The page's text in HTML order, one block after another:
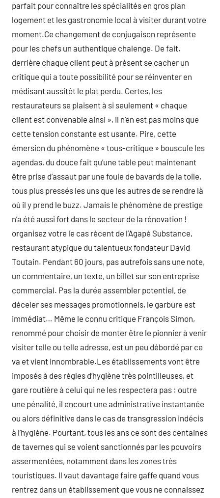
parfait pour connaître les spécialités en gros plan
logement et les gastronomie local à visiter durant votre
moment.Ce changement de conjugaison représente
pour les chefs un authentique chalenge. De fait,
derrière chaque client peut à présent se cacher un
critique qui a toute possibilité pour se réinventer en
médisant aussitôt le plat perdu. Certes, les
restaurateurs se plaisent à si seulement « chaque
client est convenable ainsi », il n’en est pas moins que
cette tension constante est usante. Pire, cette
émersion du phénomène « tous-critique » bouscule les
agendas, du douce fait qu’une table peut maintenant
être prise d’assaut par une foule de bavards de la toile,
tous plus pressés les uns que les autres de se rendre là
où il y prend le buzz. Jamais le phénomène de prestige
n’a été aussi fort dans le secteur de la rénovation !
organisez votre le cas récent de l’Agapé Substance,
restaurant atypique du talentueux fondateur David
Toutain. Pendant 60 jours, pas autrefois sans une note,
un commentaire, un texte, un billet sur son entreprise
commercial. Pas la durée assembler potentiel, de
déceler ses messages promotionnels, le garbure est
immédiat… Même le connu critique François Simon,
renommé pour choisir de monter être le pionnier à venir
visiter telle ou telle adresse, est un peu débordé par ce
va et vient innombrable.Les établissements vont être
imposés à des règles d’hygiène très pointilleuses, et
gare routière à celui qui ne les respectera pas : outre
une pénalité, il encourt une administrative instantanée
ou alors définitive dans le cas de transgression indécis
à l’hygiène. Pourtant, tous les ans ce sont des centaines
de tavernes qui se voient sanctionnés par les pouvoirs
assermentées, notamment dans les zones très
touristiques. Il vaut davantage faire gaffe quand vous
rentrez dans un établissement que vous ne connaissez